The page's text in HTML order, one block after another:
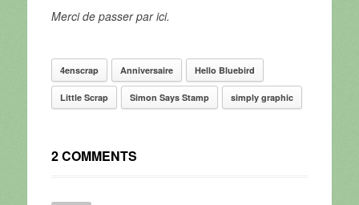
Merci de passer par ici.
4enscrap Anniversaire Hello Bluebird
Little Scrap Simon Says Stamp simply graphic
2 COMMENTS